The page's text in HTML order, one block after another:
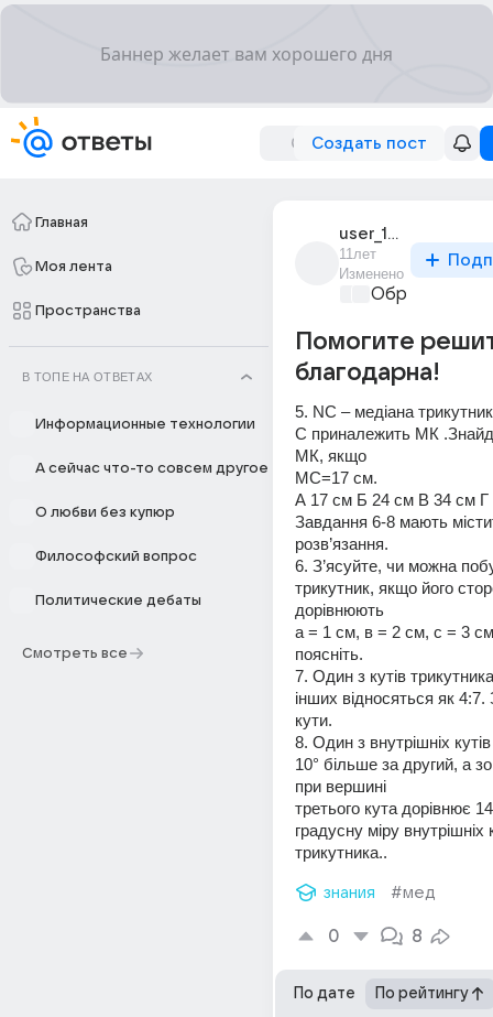
Создать пост
Главная
Моя лента
Пространства
В ТОПЕ НА ОТВЕТАХ
Информационные технологии
А сейчас что-то совсем другое
О любви без купюр
Философский вопрос
Политические дебаты
Смотреть все
user_184535422
11лет
Изменено
Помогите
благодарна!
5. NC – медіана
С приналежить МК
МК, якщо
МС=17 см.
А 17 см Б 24 см В 34 см Г
Завдання 6-8 мають
розв’язання.
6. З’ясуйте, чи можна
трикутник, якщо його
дорівнюють
а = 1 см, в = 2 см, с = 3 см
поясніть.
7. Один з кутів
інших відносяться як 4:7.
кути.
8. Один з внутрішніх
10° більше за другий, а
при вершині
третього кута дорівнює
градусну міру внутрішніх
трикутника..
знания #мед
0 8
По дате По рейтингу